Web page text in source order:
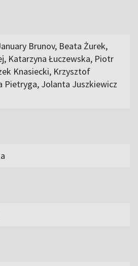
Brunov, Beata Żurek,
Katarzyna Łuczewska, Piotr
Knasiecki, Krzysztof
Pietryga, Jolanta Juszkiewicz